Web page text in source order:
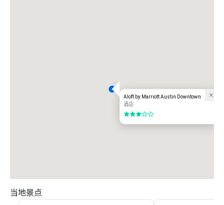
Aloft by Marriott Austin Downtown
酒店
3/5
当地景点